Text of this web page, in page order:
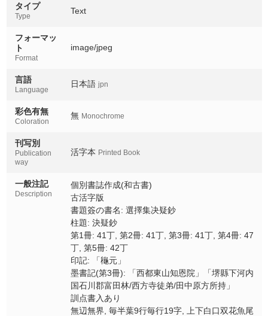
タイプ
Type
Text
フォーマッ
ト
Format
image/jpeg
言語
Language
日本語 jpn
彩色有無
Coloration
無 Monochrome
刊写別
Publication
way
活字本 Printed Book
一般注記
Description
個別書誌作成(和古書)
古活字版
書題簽の書名: 選擇集决疑鈔
柱題: 決疑鈔
第1冊: 41丁, 第2冊: 41丁, 第3冊: 41丁, 第4冊: 47
丁, 第5冊: 42丁
印記: 「龝元」
墨書記(第3冊): 「西都東山知恩院」「堺縣下河内
国石川郡富田林/西方寺徒弟/田中原方所持」
訓点書入あり
無辺無界, 毎半葉9行毎行19字, 上下白口双花魚尾